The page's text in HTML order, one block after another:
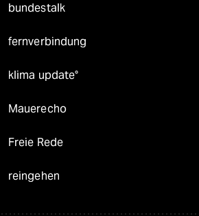
bundestalk
fernverbindung
klima update°
Mauerecho
Freie Rede
reingehen